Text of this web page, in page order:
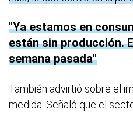
Ya estamos en
están sin producción.
semana pasada
También advirtió sobre el
medida. Señaló que el